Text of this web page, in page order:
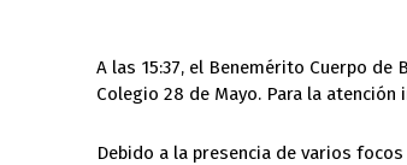
A las 15:37, el Benemérito Cuerpo
Colegio 28 de Mayo. Para la
Debido a la presencia de varios